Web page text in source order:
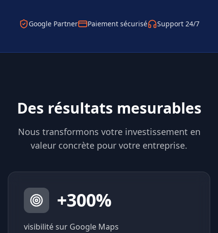
Google Partner Paiement sécurisé Support 24/7
Des résultats mesurables
Nous transformons votre investissement en
valeur concrète pour votre entreprise.
+300%
visibilité sur Google Maps